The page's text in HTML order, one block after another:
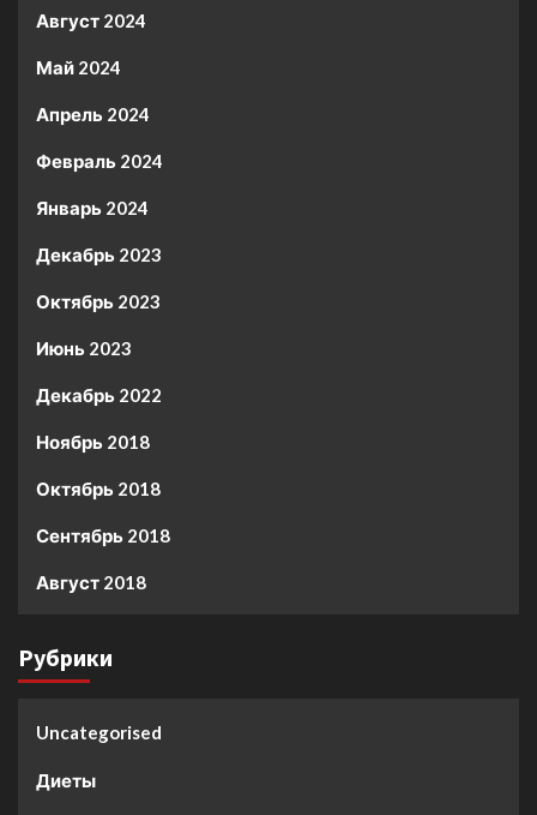
Август 2024
Май 2024
Апрель 2024
Февраль 2024
Январь 2024
Декабрь 2023
Октябрь 2023
Июнь 2023
Декабрь 2022
Ноябрь 2018
Октябрь 2018
Сентябрь 2018
Август 2018
Рубрики
Uncategorised
Диеты